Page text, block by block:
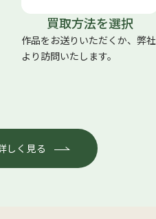
買取方法を選択
作品をお送りいただくか、弊社
より訪問いたします。
しく見る